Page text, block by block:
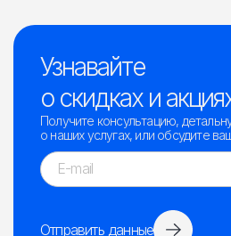
Узнавайте
о скидках и
Получите консультацию,
о наших услугах, или обсудите
Отправить данные